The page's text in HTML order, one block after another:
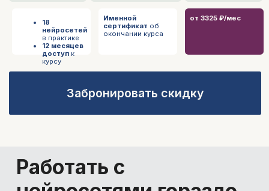
Ускорьте научную работу —генерируйте
Экономьте время на документации
первички, сводок, рапортов и
нейросетями гораздо
быстрее: